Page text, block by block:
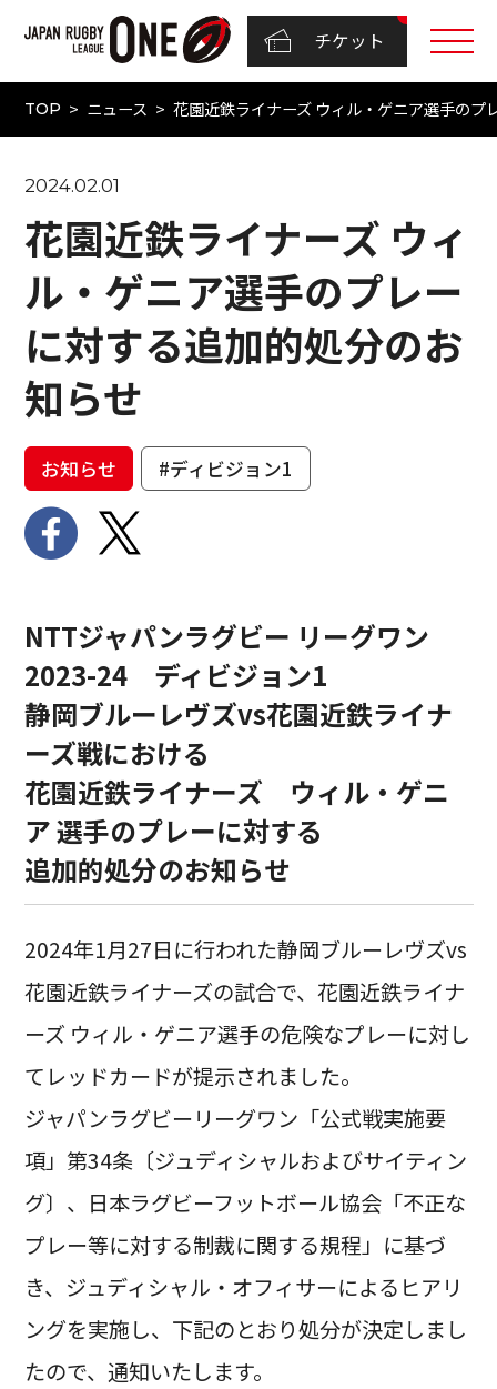
チケット
TOP ニュース 花園近鉄ライナーズ ウィル・ゲニア選手のプ
2024.02.01
花園近鉄ライナーズ ウィ
ル・ゲニア選手のプレー
に対する追加的処分のお
知らせ
お知らせ #ディビジョン1
NTTジャパンラグビー リーグワン
2023-24 ディビジョン1
静岡ブルーレヴズvs花園近鉄ライナ
ーズ戦における
花園近鉄ライナーズ ウィル・ゲニ
ア 選手のプレーに対する
追加的処分のお知らせ
2024年1月27日に行われた静岡ブルーレヴズvs
花園近鉄ライナーズの試合で、花園近鉄ライナ
ーズ ウィル・ゲニア選手の危険なプレーに対し
てレッドカードが提示されました。
ジャパンラグビーリーグワン「公式戦実施要
項」第34条〔ジュディシャルおよびサイティン
グ〕、日本ラグビーフットボール協会「不正な
プレー等に対する制裁に関する規程」に基づ
き、ジュディシャル・オフィサーによるヒアリ
ングを実施し、下記のとおり処分が決定しまし
たので、通知いたします。